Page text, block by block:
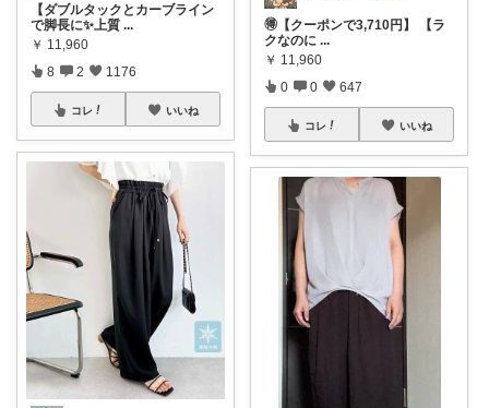
【ダブルタックとカーブライン
で脚長に✨上質 ...
￥ 11,960
8 2 1176
コレ いいね
🉐【クーポンで3,710円】 【ラ
クなのに ...
￥ 11,960
0 0 647
コレ いいね